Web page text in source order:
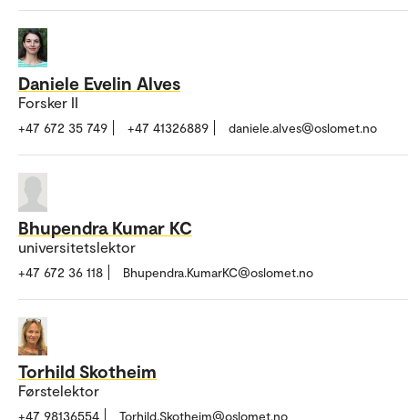
Daniele Evelin Alves
Forsker II
+47 672 35 749 +47 41326889 daniele.alves@oslomet.no
Bhupendra Kumar KC
universitetslektor
+47 672 36 118 Bhupendra.KumarKC@oslomet.no
Torhild Skotheim
Førstelektor
+47 98136554 Torhild.Skotheim@oslomet.no